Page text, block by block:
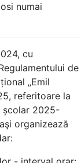
numai
cu
de
„Emil
referitoare la
școlar 2025-
organizează